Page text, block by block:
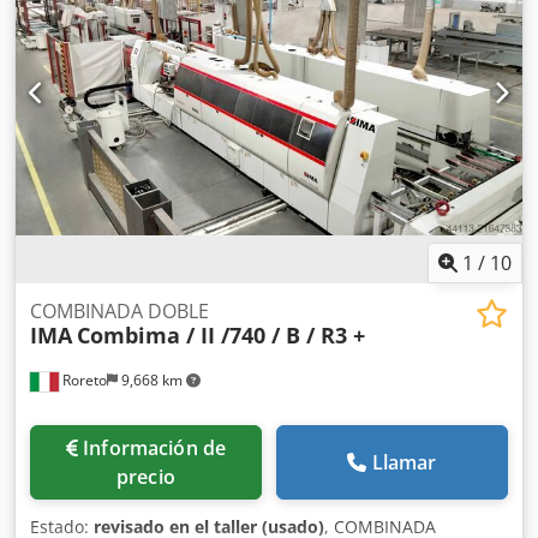
lado): Grupo de Fresado (2 x Kw 6,6) Espacio libre Sólo en
el lado izquierdo: 2 x tupi giratorio (2 x Kw 6,6) PARTE DE
CANTEADO (por cada lado): Grupo encolador (Cola termo-
fusible + Unidad de fusion) Porta rollos (almacen por N° 1
bobina) Zona de presión del canto RECTO y SOFTFORMING
Grupo Retestador WK14 (2 x 0,8 KW) Grupo Refilador (2 x
0,55 KW) Grupo de Forma (redondeador con 4 motores)
FF12 WD70 Grupo Rasca-canto y perfiles (repulidor) PN20
Grupo finish (Rasca-cola + Cepillos) FA11 W05025C)
Descargador automático (puente) "MAHROS" Mod. Brush
1 / 10
Roreto 9,668 km
COMBINADA DOBLE
IMA Combima / II /740 / B / R3 +
Información de
precio
Llamar
Estado: revisado en el taller (usado), COMBINADA